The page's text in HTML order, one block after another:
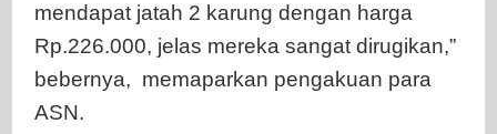
mendapat jatah 2 karung dengan harga
Rp.226.000, jelas mereka sangat dirugikan,”
bebernya, memaparkan pengakuan para
ASN.